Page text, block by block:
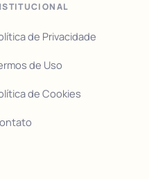
de Privacidade
de Uso
de Cookies